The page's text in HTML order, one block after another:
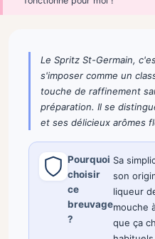
Le Spritz St-Germain,
s'imposer comme un
touche de raffinement
préparation. Il se
et ses délicieux arômes
Pourquoi
choisir
ce
breuvage
?
Sa
son
liqueur
mouche
que ça